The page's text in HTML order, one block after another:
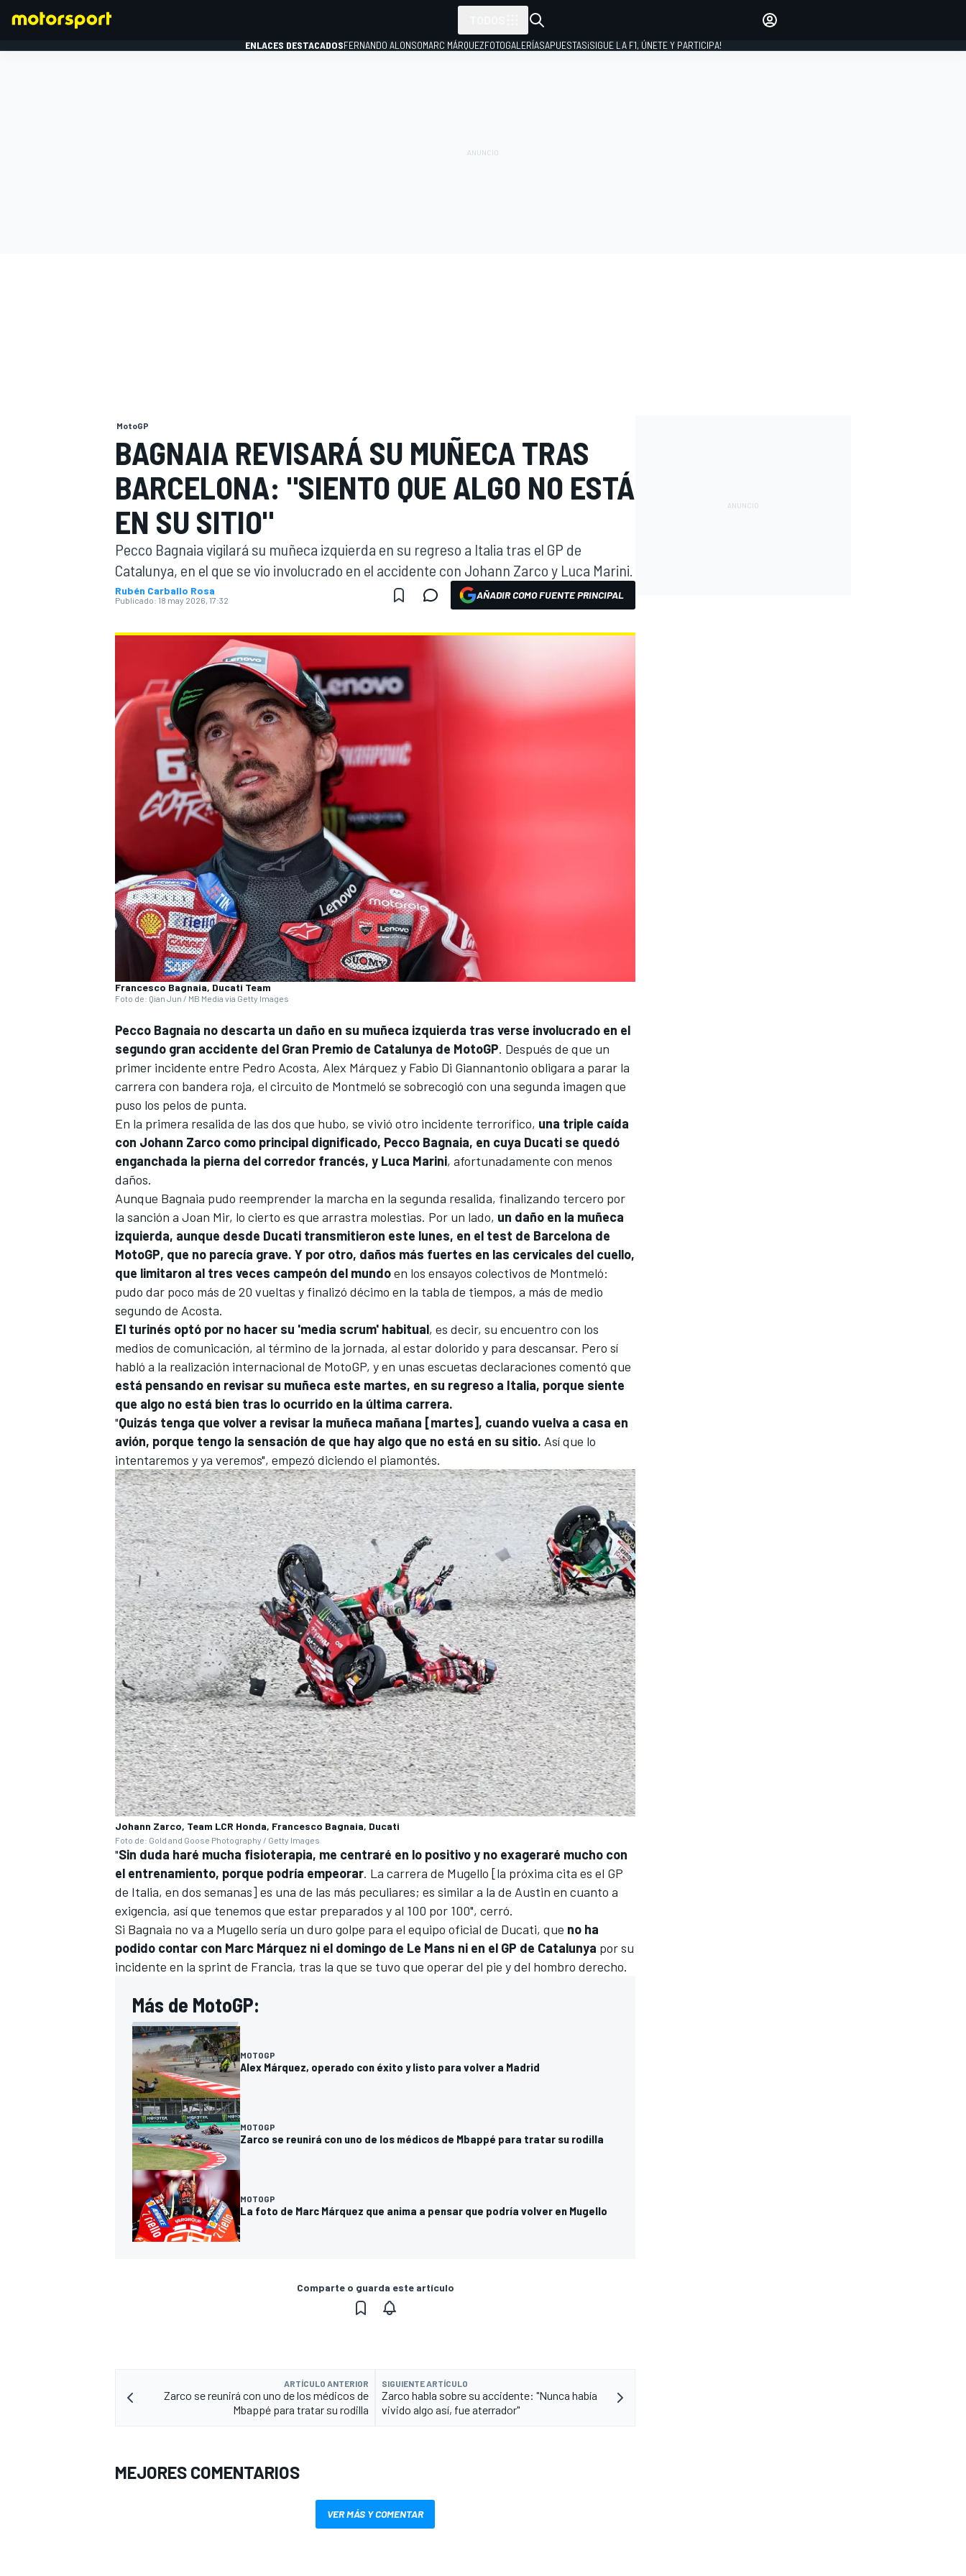
WEC FÓRMULA E
MÁS CATEGORÍAS
ENLACES DESTACADOSFERNANDO ALONSOMARC MÁRQUEZFOTOGALERÍASAPUESTAS¡SIGUE LA F1, ÚNETE Y PARTICIPA!
MotoGP
BAGNAIA REVISARÁ SU MUÑECA TRAS
BARCELONA: "SIENTO QUE ALGO NO ESTÁ
EN SU SITIO"
Pecco Bagnaia vigilará su muñeca izquierda en su regreso a Italia tras el GP de
Catalunya, en el que se vio involucrado en el accidente con Johann Zarco y Luca Marini.
Rubén Carballo Rosa
Publicado: 18 may 2026, 17:32 AÑADIR COMO FUENTE PRINCIPAL
Francesco Bagnaia, Ducati Team
Foto de: Qian Jun / MB Media via Getty Images
Pecco Bagnaia no descarta un daño en su muñeca izquierda tras verse involucrado en el
segundo gran accidente del Gran Premio de Catalunya de MotoGP. Después de que un
primer incidente entre Pedro Acosta, Alex Márquez y Fabio Di Giannantonio obligara a parar la
carrera con bandera roja, el circuito de Montmeló se sobrecogió con una segunda imagen que
puso los pelos de punta.
En la primera resalida de las dos que hubo, se vivió otro incidente terrorífico, una triple caída
con Johann Zarco como principal dignificado, Pecco Bagnaia, en cuya Ducati se quedó
enganchada la pierna del corredor francés, y Luca Marini, afortunadamente con menos
daños.
Aunque Bagnaia pudo reemprender la marcha en la segunda resalida, finalizando tercero por
la sanción a Joan Mir, lo cierto es que arrastra molestias. Por un lado, un daño en la muñeca
izquierda, aunque desde Ducati transmitieron este lunes, en el test de Barcelona de
MotoGP, que no parecía grave. Y por otro, daños más fuertes en las cervicales del cuello,
que limitaron al tres veces campeón del mundoen los ensayos colectivos de Montmeló:
pudo dar poco más de 20 vueltas y finalizó décimo en la tabla de tiempos, a más de medio
segundo de Acosta.
El turinés optó por no hacer su 'media scrum' habitual, es decir, su encuentro con los
medios de comunicación, al término de la jornada, al estar dolorido y para descansar. Pero sí
habló a la realización internacional de MotoGP, y en unas escuetas declaraciones comentó que
está pensando en revisar su muñeca este martes, en su regreso a Italia, porque siente
que algo no está bien tras lo ocurrido en la última carrera.
"Quizás tenga que volver a revisar la muñeca mañana [martes], cuando vuelva a casa en
avión, porque tengo la sensación de que hay algo que no está en su sitio. Así que lo
intentaremos y ya veremos", empezó diciendo el piamontés.
Johann Zarco, Team LCR Honda, Francesco Bagnaia, Ducati
Foto de: Gold and Goose Photography / Getty Images
"Sin duda haré mucha fisioterapia, me centraré en lo positivo y no exageraré mucho con
el entrenamiento, porque podría empeorar. La carrera de Mugello [la próxima cita es el GP
de Italia, en dos semanas] es una de las más peculiares; es similar a la de Austin en cuanto a
exigencia, así que tenemos que estar preparados y al 100 por 100", cerró.
Si Bagnaia no va a Mugello sería un duro golpe para el equipo oficial de Ducati, que no ha
podido contar con Marc Márquez ni el domingo de Le Mans ni en el GP de Catalunya por su
incidente en la sprint de Francia, tras la que se tuvo que operar del pie y del hombro derecho.
Más de MotoGP:
MOTOGP
Alex Márquez, operado con éxito y listo para volver a Madrid
MOTOGP
Zarco se reunirá con uno de los médicos de Mbappé para tratar su rodilla
MOTOGP
La foto de Marc Márquez que anima a pensar que podría volver en Mugello
Comparte o guarda este artículo
ARTÍCULO ANTERIOR
Zarco se reunirá con uno de los médicos de
Mbappé para tratar su rodilla
SIGUIENTE ARTÍCULO
Zarco habla sobre su accidente: "Nunca había
vivido algo así, fue aterrador"
MEJORES COMENTARIOS
VER MÁS Y COMENTAR